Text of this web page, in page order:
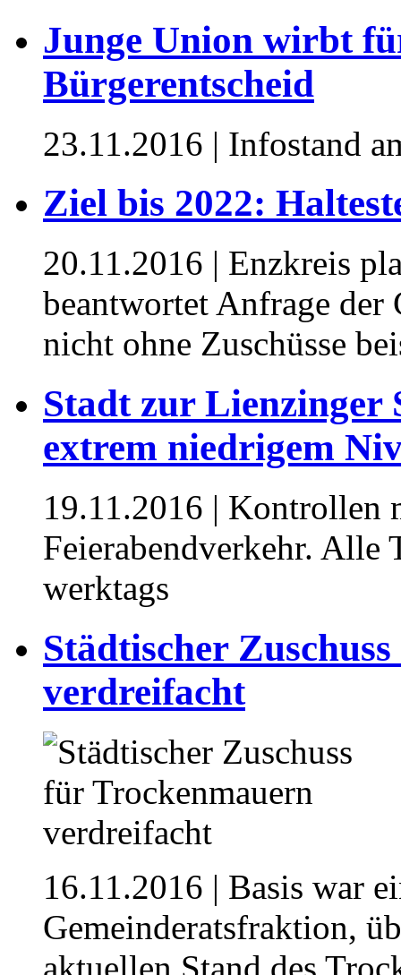
Junge Union wirbt
Bürgerentscheid
23.11.2016 | Infostand
Ziel bis 2022:
20.11.2016 | Enzkreis
beantwortet Anfrage
nicht ohne Zuschüsse
Stadt zur Lienzinger
extrem niedrigem
19.11.2016 | Kontrollen
Feierabendverkehr. Alle
werktags
Städtischer
verdreifacht
16.11.2016 | Basis war
Gemeinderatsfraktion,